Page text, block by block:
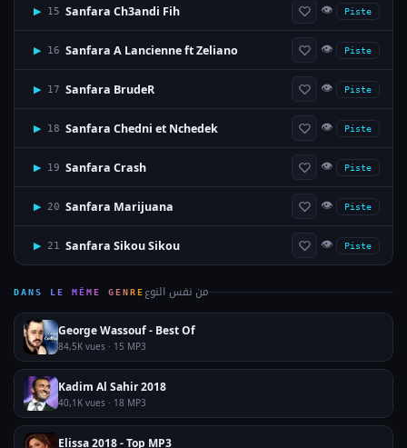
▶ 15 Sanfara Ch3andi Fih 👁 Piste
▶ 16 Sanfara A Lancienne ft Zeliano 👁 Piste
▶ 17 Sanfara BrudeR 👁 Piste
▶ 18 Sanfara Chedni et Nchedek 👁 Piste
▶ 19 Sanfara Crash 👁 Piste
▶ 20 Sanfara Marijuana 👁 Piste
▶ 21 Sanfara Sikou Sikou 👁 Piste
DANS LE MÊME GENRE من نفس النوع
George Wassouf - Best Of
84,5K vues · 15 MP3
Kadim Al Sahir 2018
40,1K vues · 18 MP3
Elissa 2018 - Top MP3